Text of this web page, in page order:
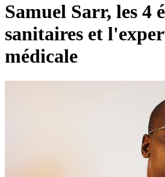
Samuel Sarr, les 4
sanitaires et
médicale